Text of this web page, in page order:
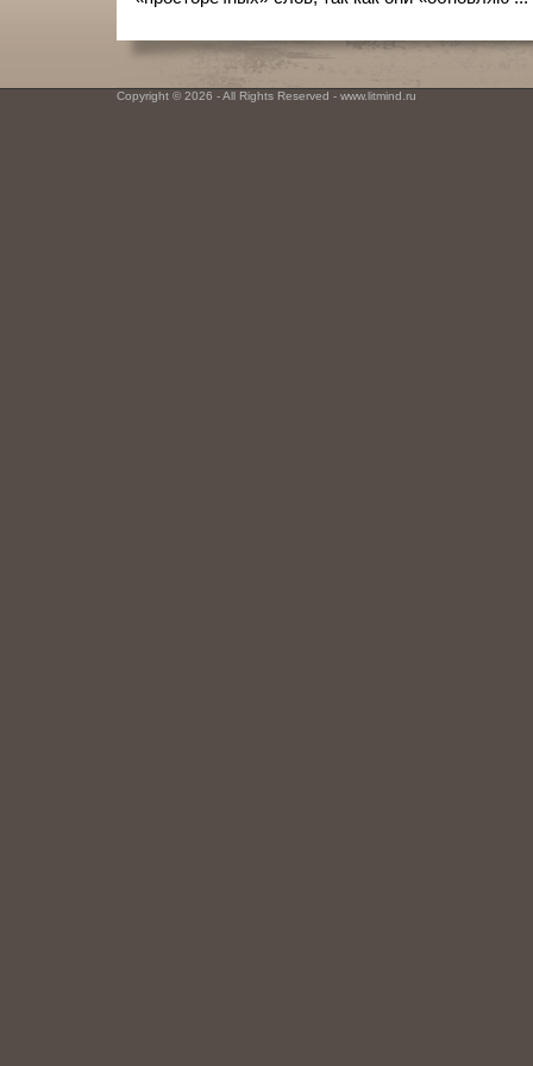
Copyright © 2026 - All Rights Reserved - www.litmind.ru